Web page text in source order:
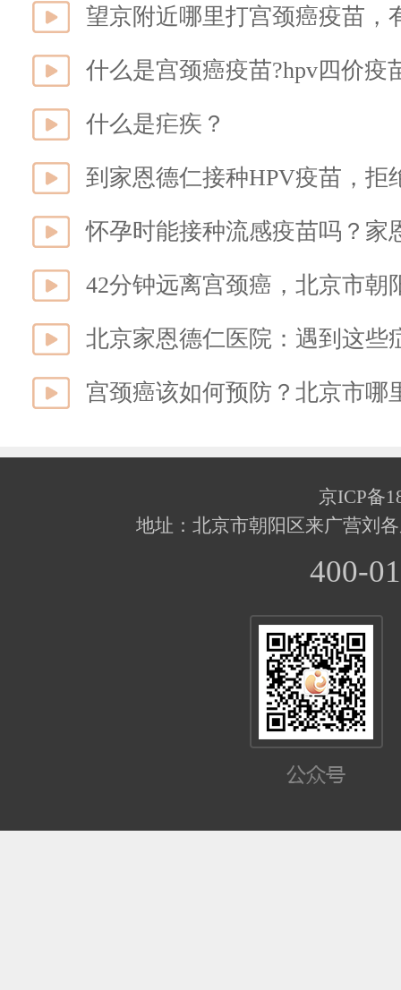
望京附近哪里打宫颈癌疫苗，
什么是宫颈癌疫苗?hpv四价疫
什么是疟疾？
到家恩德仁接种HPV疫苗，拒
怀孕时能接种流感疫苗吗？家
42分钟远离宫颈癌，北京市朝
北京家恩德仁医院：遇到这些
宫颈癌该如何预防？北京市哪
京ICP备
地址：北京市朝阳区来广营刘
400-